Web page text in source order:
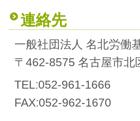
連絡先
一般社団法人 名北労働
〒462-8575 名古屋市北
TEL:052-961-1666
FAX:052-962-1670